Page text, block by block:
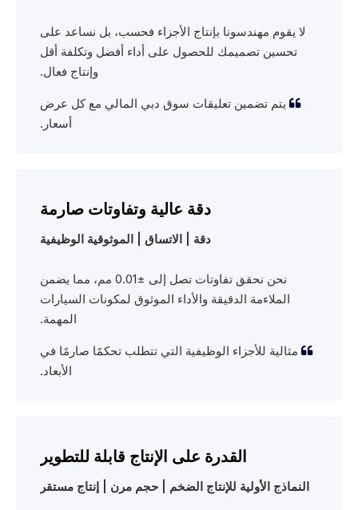
لا يقوم مهندسونا بإنتاج الأجزاء فحسب، بل نساعد على
تحسين تصميمك للحصول على أداء أفضل وتكلفة أقل
وإنتاج فعال.
 يتم تضمين تعليقات سوق دبي المالي مع كل عرض
أسعار.
دقة عالية وتفاوتات صارمة
دقة | الاتساق | الموثوقية الوظيفية
نحن نحقق تفاوتات تصل إلى ±0.01 مم، مما يضمن
الملاءمة الدقيقة والأداء الموثوق لمكونات السيارات
المهمة.
 مثالية للأجزاء الوظيفية التي تتطلب تحكمًا صارمًا في
الأبعاد.
القدرة على الإنتاج قابلة للتطوير
النماذج الأولية للإنتاج الضخم | حجم مرن | إنتاج مستقر